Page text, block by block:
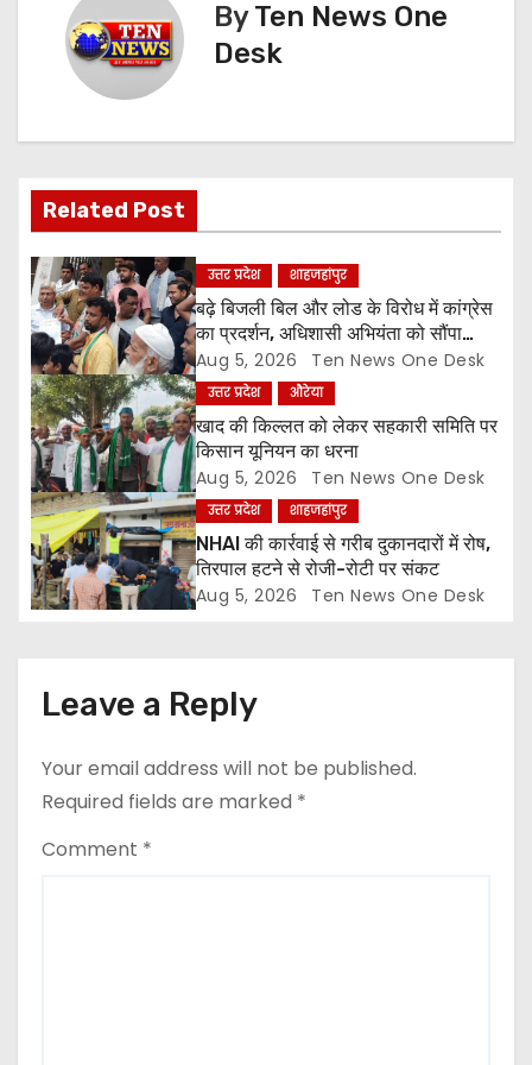
v
g
a
t
i
o
n
ByTen News One
Desk
Related Post
उत्तर प्रदेश शाहजहांपुर
बढ़े बिजली बिल और लोड के विरोध में कांग्रेस
का प्रदर्शन, अधिशासी अभियंता को सौंपा
ज्ञापन
Aug 5, 2026 Ten News One Desk
उत्तर प्रदेश औरेया
खाद की किल्लत को लेकर सहकारी समिति पर
किसान यूनियन का धरना
Aug 5, 2026 Ten News One Desk
उत्तर प्रदेश शाहजहांपुर
NHAI की कार्रवाई से गरीब दुकानदारों में रोष,
तिरपाल हटने से रोजी-रोटी पर संकट
Aug 5, 2026 Ten News One Desk
Leave a Reply
Your email address will not be published.
Required fields are marked *
Comment *